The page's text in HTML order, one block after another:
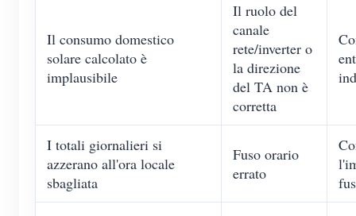
Il consumo domestico
solare calcolato è
implausibile
Il ruolo del
canale
rete/inverter o
la direzione
del TA non è
corretta
I totali giornalieri si
azzerano all'ora locale
sbagliata
Fuso orario
errato